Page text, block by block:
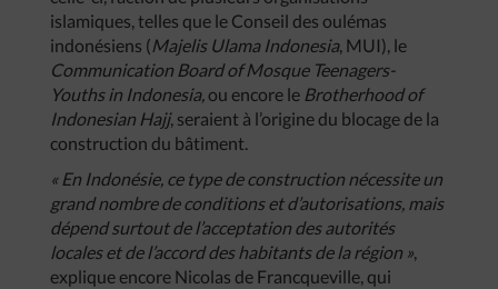
islamiques, telles que le Conseil des oulémas
indonésiens (Majelis Ulama Indonesia, MUI), le
Communication Board of Mosque Teenagers-
Youths in Indonesia,ou encore le Brotherhood of
Indonesian Hajj, seraient à l’origine du blocage de la
construction du bâtiment.
« En Indonésie, ce type de construction nécessite un
grand nombre de conditions et d’autorisations, mais
dépend surtout de l’acceptation des autorités
locales et de l’accord des habitants de la région »,
explique encore Nicolas de Francqueville, qui